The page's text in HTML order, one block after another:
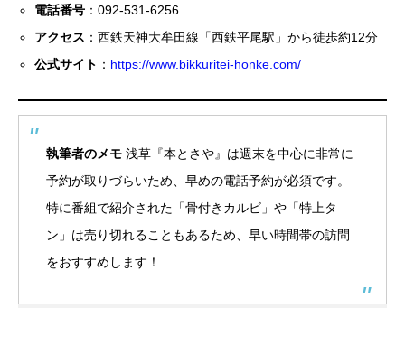
電話番号 ：092-531-6256
アクセス ：西鉄天神大牟田線「西鉄平尾駅」から徒歩約12分
公式サイト ： https://www.bikkuritei-honke.com/
執筆者のメモ 浅草『本とさや』は週末を中心に非常に
予約が取りづらいため、早めの電話予約が必須です。
特に番組で紹介された「骨付きカルビ」や「特上タ
ン」は売り切れることもあるため、早い時間帯の訪問
をおすすめします！